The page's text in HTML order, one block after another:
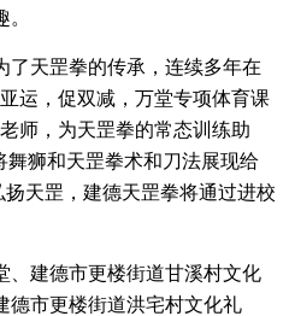
了天罡拳的传承，连续多年在
运，促双减，万堂专项体育课
师，为天罡拳的常态训练助
舞狮和天罡拳术和刀法展现给
天罡，建德天罡拳将通过进校
、建德市更楼街道甘溪村文化
德市更楼街道洪宅村文化礼